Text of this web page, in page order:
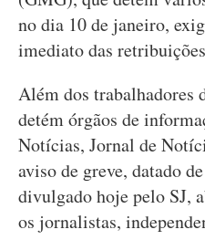
no dia 10 de janeiro,
imediato das
Além dos trabalhadores
detém órgãos de
Notícias, Jornal de
aviso de greve, datado
divulgado hoje pelo SJ,
os jornalistas,